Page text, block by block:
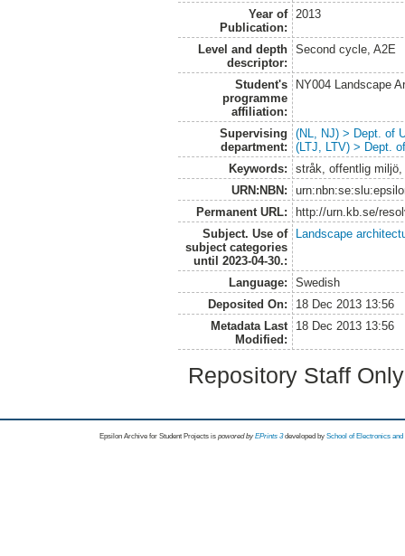
Year of
Publication:
2013
Level and depth
descriptor:
Second cycle, A2E
Student's
programme
affiliation:
NY004 Landscape
Supervising
department:
(NL, NJ) > Dept. of
(LTJ, LTV) > Dept.
Keywords:
stråk, offentlig
URN:NBN:
Permanent URL:
http://urn.kb.se/
Subject. Use of
subject categories
until 2023-04-30.:
Landscape
Language:
Swedish
Deposited On:
18 Dec 2013 13:56
Metadata Last
Modified:
18 Dec 2013 13:56
Repository Staff
Epsilon Archive for Student Projects is powored byEPrints 3 developed by School of Electronics